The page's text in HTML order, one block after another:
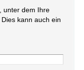
unter dem Ihre
kann auch ein